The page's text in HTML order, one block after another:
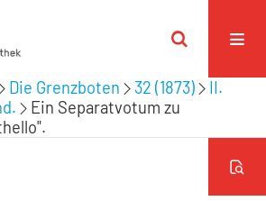
Die Grenzboten 32 (1873)
II.
Ein Separatvotum zu